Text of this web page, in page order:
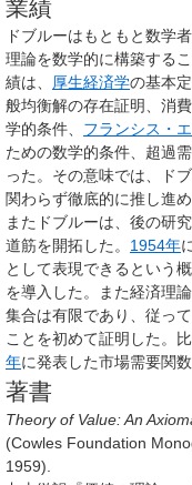
業績
ドブルーはもともと数学
理論を数学的に構築する
績は、 厚生経済学の基本
般均衡解の存在証明、消
学的条件、 フランシス・
ための数学的条件、超過
った。その意味では、ド
関わらず徹底的に推し進
またドブルーは、後の研
道筋を開拓した。 1954年
として表現できるという概
を導入した。また経済理
集合は有限であり、従っ
ことを初めて証明した。
年に発表した市場需要関
著書
Theory of Value: An
(Cowles Foundation
1959).